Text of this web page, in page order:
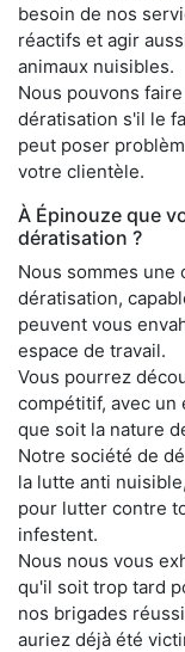
besoin de nos
réactifs et agir
animaux nuisibles.
Nous pouvons
dératisation s'il le
peut poser
votre clientèle.
À Épinouze que
dératisation ?
Nous sommes
dératisation,
peuvent vous
espace de travail.
Vous pourrez
compétitif, avec
que soit la nature
Notre société de
la lutte anti
pour lutter contre
infestent.
Nous nous vous
qu'il soit trop tard
nos brigades
auriez déjà été